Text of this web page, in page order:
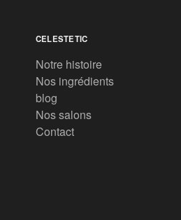
CELESTETIC
Notre histoire
Nos ingrédients
blog
Nos salons
Contact